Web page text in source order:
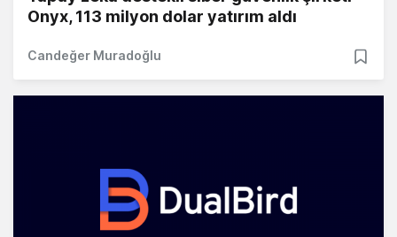
Onyx, 113 milyon dolar yatırım aldı
Candeğer Muradoğlu